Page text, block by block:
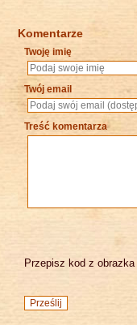
Komentarze
Twoję imię
Twój email
Treść komentarza
Przepisz kod z obrazka